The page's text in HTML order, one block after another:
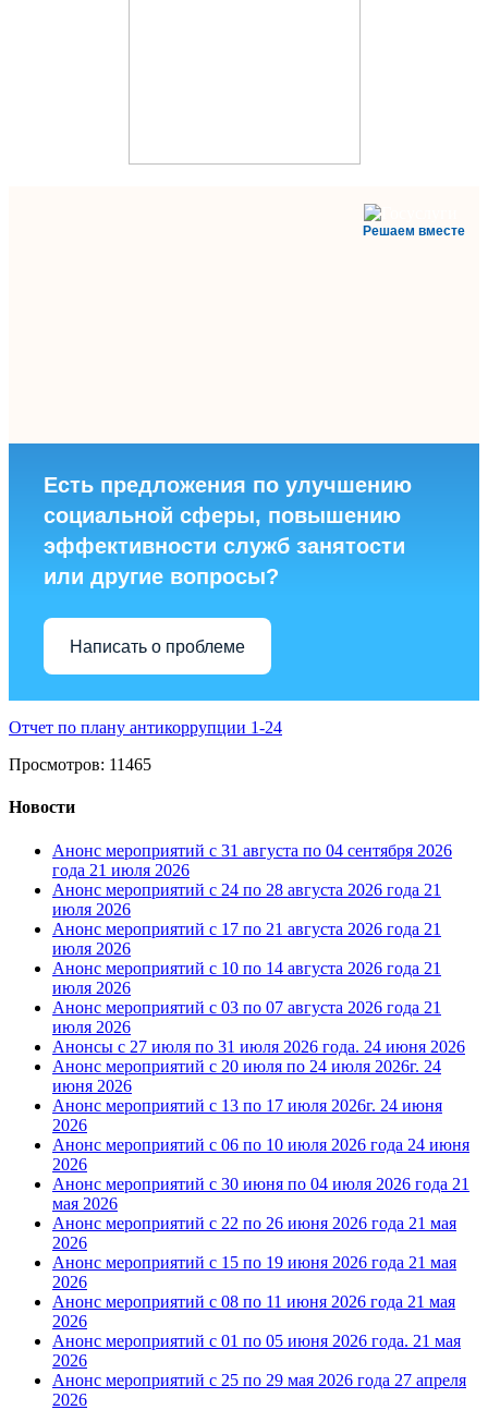
Решаем вместе
Есть предложения по улучшению
социальной сферы, повышению
эффективности служб занятости
или другие вопросы?
Написать о проблеме
Отчет по плану антикоррупции 1-24
Просмотров: 11465
Новости
Анонс мероприятий с 31 августа по 04 сентября 2026
года 21 июля 2026
Анонс мероприятий с 24 по 28 августа 2026 года 21
июля 2026
Анонс мероприятий с 17 по 21 августа 2026 года 21
июля 2026
Анонс мероприятий с 10 по 14 августа 2026 года 21
июля 2026
Анонс мероприятий с 03 по 07 августа 2026 года 21
июля 2026
Анонсы с 27 июля по 31 июля 2026 года. 24 июня 2026
Анонс мероприятий с 20 июля по 24 июля 2026г. 24
июня 2026
Анонс мероприятий с 13 по 17 июля 2026г. 24 июня
2026
Анонс мероприятий с 06 по 10 июля 2026 года 24 июня
2026
Анонс мероприятий с 30 июня по 04 июля 2026 года 21
мая 2026
Анонс мероприятий с 22 по 26 июня 2026 года 21 мая
2026
Анонс мероприятий с 15 по 19 июня 2026 года 21 мая
2026
Анонс мероприятий с 08 по 11 июня 2026 года 21 мая
2026
Анонс мероприятий с 01 по 05 июня 2026 года. 21 мая
2026
Анонс мероприятий с 25 по 29 мая 2026 года 27 апреля
2026